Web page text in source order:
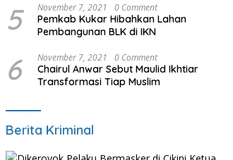
5 November 7, 2021 0 Comment
Pemkab Kukar Hibahkan Lahan
Pembangunan BLK di IKN
6 November 7, 2021 0 Comment
Chairul Anwar Sebut Maulid Ikhtiar
Transformasi Tiap Muslim
Berita Kriminal